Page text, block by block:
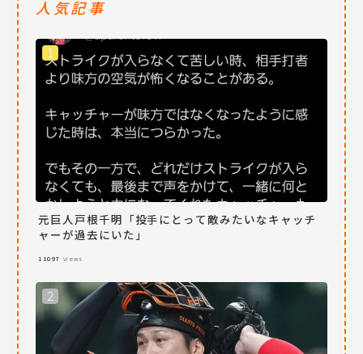
人気記事
元巨人戸根千明「投手にとって敵みたいなキャッチ
ャーが過去にいた」
11097 views